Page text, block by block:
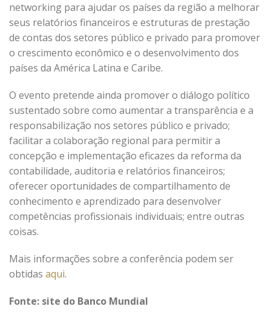
networking para ajudar os países da região a melhorar
seus relatórios financeiros e estruturas de prestação
de contas dos setores público e privado para promover
o crescimento econômico e o desenvolvimento dos
países da América Latina e Caribe.
O evento pretende ainda promover o diálogo político
sustentado sobre como aumentar a transparência e a
responsabilização nos setores público e privado;
facilitar a colaboração regional para permitir a
concepção e implementação eficazes da reforma da
contabilidade, auditoria e relatórios financeiros;
oferecer oportunidades de compartilhamento de
conhecimento e aprendizado para desenvolver
competências profissionais individuais; entre outras
coisas.
Mais informações sobre a conferência podem ser
obtidas aqui.
Fonte: site do Banco Mundial